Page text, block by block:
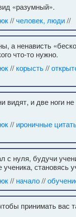
«разумный».
//человек, люди//
а ненависть
что-то нужно.
// корысть//
видят, и две ноги
// ироничные
с нуля, будучи
становясь
// начало//
принимать вас